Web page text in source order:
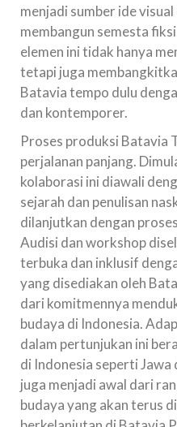
menjadi sumber ide
membangun semesta
elemen ini tidak hanya
tetapi juga
Batavia tempo dulu
dan kontemporer.
Proses produksi Batavia
perjalanan panjang.
kolaborasi ini diawali
sejarah dan penulisan
dilanjutkan dengan
Audisi dan workshop
terbuka dan inklusif
yang disediakan oleh
dari komitmennya
budaya di Indonesia.
dalam pertunjukan ini
di Indonesia seperti Jawa
juga menjadi awal dari
budaya yang akan terus